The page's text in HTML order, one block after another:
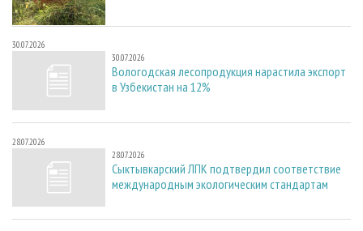
30.07.2026
30.07.2026
Вологодская лесопродукция нарастила экспорт
в Узбекистан на 12%
28.07.2026
28.07.2026
Сыктывкарский ЛПК подтвердил соответствие
международным экологическим стандартам